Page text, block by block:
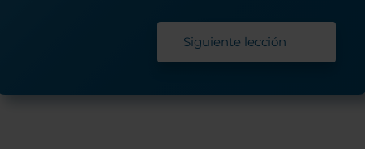
Siguiente lección